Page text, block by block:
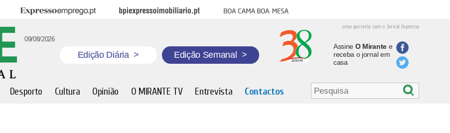
Expresso Emprego BPI Expresso Imobiliário Boa cama boa mesa
uma parceria com o Jornal Expresso
09/08/2026
Edição Diária > Edição Semanal >
Assine O Mirantee
receba o jornal em
casa
Desporto Cultura Opinião O MIRANTE TV Entrevista Contactos